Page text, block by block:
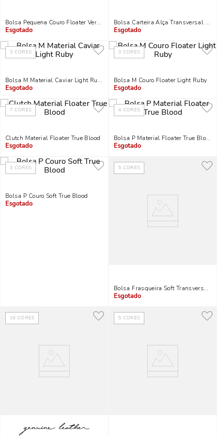
Bolsa Pequena Couro Floater Vermelho Ruby Alça Transversal
Indisponível
Bolsa Carteira Alça Transversal Soft
Indisponível
3 CORES
Bolsa M Material Caviar Light Ruby
Indisponível
3 CORES
Bolsa M Couro Floater Light Ruby
Indisponível
7 CORES
Clutch Material Floater True Blood
Indisponível
4 CORES
Bolsa P Material Floater True Blood
Indisponível
3 CORES
Bolsa P Couro Soft True Blood
Indisponível
5 CORES
Bolsa Frasqueira Soft Transversal
Indisponível
16 CORES 5 CORES